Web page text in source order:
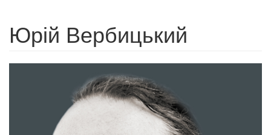
Юрій Вербицький